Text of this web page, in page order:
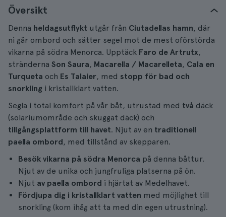
Översikt
Denna heldagsutflykt utgår från Ciutadellas hamn, där
ni går ombord och sätter segel mot de mest oförstörda
vikarna på södra Menorca. Upptäck Faro de Artrutx,
stränderna Son Saura, Macarella / Macarelleta, Cala en
Turqueta och Es Talaier, med stopp för bad och
snorkling i kristallklart vatten.
Segla i total komfort på vår båt, utrustad med två däck
(solariumområde och skuggat däck) och
tillgångsplattform till havet. Njut av en traditionell
paella ombord, med tillstånd av skepparen.
Besök vikarna på södra Menorca på denna båttur.
Njut av de unika och jungfruliga platserna på ön.
Njut av paella ombord i hjärtat av Medelhavet.
Fördjupa dig i kristallklart vatten med möjlighet till
snorkling (kom ihåg att ta med din egen utrustning).